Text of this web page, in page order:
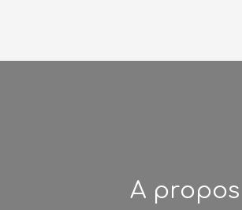
A propos